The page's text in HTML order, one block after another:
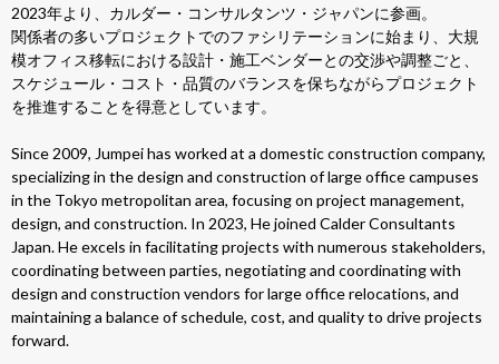
2023年より、カルダー・コンサルタンツ・ジャパンに参画。
関係者の多いプロジェクトでのファシリテーションに始まり、大規
模オフィス移転における設計・施工ベンダーとの交渉や調整ごと、
スケジュール・コスト・品質のバランスを保ちながらプロジェクト
を推進することを得意としています。
Since 2009, Jumpei has worked at a domestic construction company,
specializing in the design and construction of large office campuses
in the Tokyo metropolitan area, focusing on project management,
design, and construction. In 2023, He joined Calder Consultants
Japan. He excels in facilitating projects with numerous stakeholders,
coordinating between parties, negotiating and coordinating with
design and construction vendors for large office relocations, and
maintaining a balance of schedule, cost, and quality to drive projects
forward.